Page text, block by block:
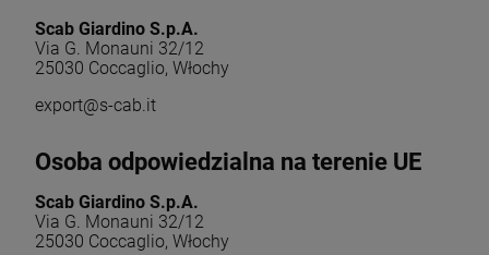
Scab Giardino S.p.A.
Via G. Monauni 32/12
25030 Coccaglio, Włochy
export@s-cab.it
Osoba odpowiedzialna na terenie UE
Scab Giardino S.p.A.
Via G. Monauni 32/12
25030 Coccaglio, Włochy